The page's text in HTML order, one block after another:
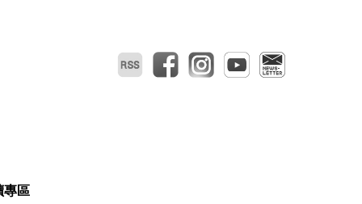
RSS facebookinstagramyoutube
專區